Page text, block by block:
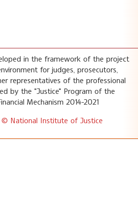
in the framework of the project
for judges, prosecutors,
representatives of the professional
by the "Justice" Program of the
Mechanism 2014-2021
© National Institute of Justice